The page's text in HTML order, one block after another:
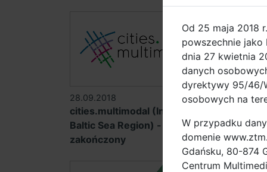
28.09.2018
cities.multimodal (Interreg
Baltic Sea Region) - projekt
zakończony
08.03.2018
Sea
Od 25 maja 2018
powszechnie jako
dnia 27 kwietnia
danych
dyrektywy 95/46/
osobowych na
W przypadku
domenie
Gdańsku, 80-874
Centrum